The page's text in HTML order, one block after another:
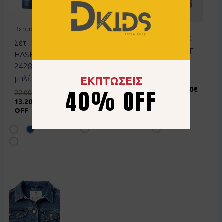
Βερμούδες
Σετ
HASHTAG
242813
μπλέ
22.00€
13.20
OFF
2612127
40% OFF
Βερμούδες
Σετ JOYCE
2612122
8.40€
ΕΚΠΤΩΣΕΙΣ
40% OFF